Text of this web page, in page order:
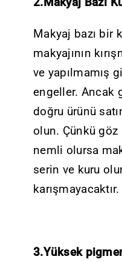
Makyaj bazı bir
makyajının
ve yapılmamış
engeller. Ancak
doğru ürünü
olun. Çünkü göz
nemli olursa
serin ve kuru
karışmayacaktır.
3.Yüksek